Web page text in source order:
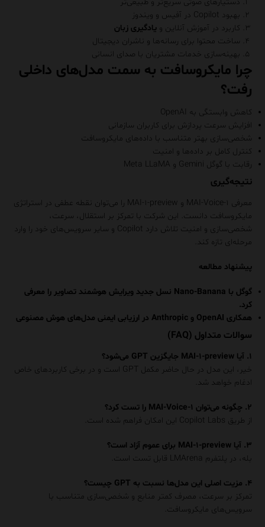
بهبود Copilot در آفیس و ویندوز
کاربرد در آموزش آنلاین ویادگیری زبان
ساخت محتوا برای رسانه‌ها و ناشران دیجیتال
بهینه‌سازی خدمات مشتریان با صدای انسانی
چرا مایکروسافت به سمت مدل‌های داخلی
رفت؟
کاهش وابستگی به OpenAI
افزایش سرعت پردازش برای کاربران سازمانی
شخصی‌سازی بهتر متناسب با داده‌های مایکروسافت
کنترل کامل بر داده‌ها و امنیت
رقابت با گوگل Gemini و Meta LLaMA
نتیجه‌گیری
معرفی MAI-Voice-۱ و MAI-۱-preview را می‌توان نقطه عطفی در استراتژی
مایکروسافت دانست. این شرکت با تمرکز بر استقلال، سرعت،
شخصی‌سازی و امنیت تلاش دارد Copilot و سایر سرویس‌های خود را وارد
مرحله‌ای تازه کند.
پیشنهاد مطالعه
گوگل با Nano-Banana نسل جدید ویرایش هوشمند تصاویر را معرفی
کرد.
همکاری OpenAI و Anthropic در ارزیابی ایمنی مدل‌های هوش مصنوعی
سوالات متداول (FAQ)
۱. آیا MAI-۱-preview جایگزین GPT می‌شود؟
خیر، این مدل در حال حاضر مکمل GPT است و در برخی کاربردهای خاص
ادغام خواهد شد.
۲. چگونه می‌توان MAI-Voice-۱ را تست کرد؟
از طریق Copilot Labs این امکان فراهم شده است.
۳. آیا MAI-۱-preview برای عموم آزاد است؟
بله، در پلتفرم LMArena قابل تست است.
۴. مزیت اصلی این مدل‌ها نسبت به GPT چیست؟
تمرکز بر سرعت، مصرف کمتر منابع و شخصی‌سازی متناسب با
سرویس‌های مایکروسافت.